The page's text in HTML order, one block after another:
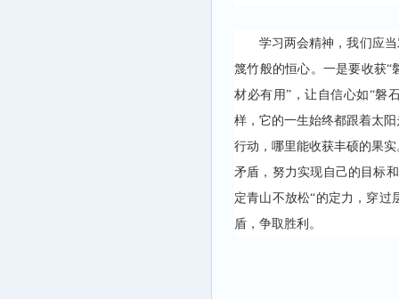
学习两会精神，我们应
篾竹般的恒心。一是要收获“
材必有用”，让自信心如“磐
样，它的一生始终都跟着太
行动，哪里能收获丰硕的果
矛盾，努力实现自己的目标
定青山不放松“的定力，穿过
盾，争取胜利。